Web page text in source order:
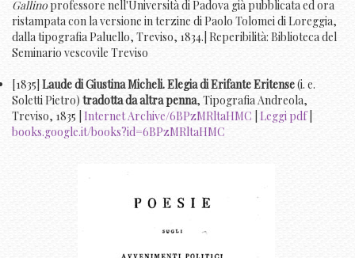
Gallinoprofessore nell'Università di Padova già pubblicata ed ora
ristampata con la versione in terzine di Paolo Tolomei di Loreggia,
dalla tipografia Paluello, Treviso, 1834.| Reperibilità: Biblioteca del
Seminario vescovile Treviso
[1835] Laude di Giustina Micheli. Elegia di Erifante Eritense(i. e.
Soletti Pietro) tradotta da altra penna, Tipografia Andreola,
Treviso, 1835 | Internet Archive/6BPzMRltaHMC Leggi pdf|
books.google.it/books?id=6BPzMRltaHMC